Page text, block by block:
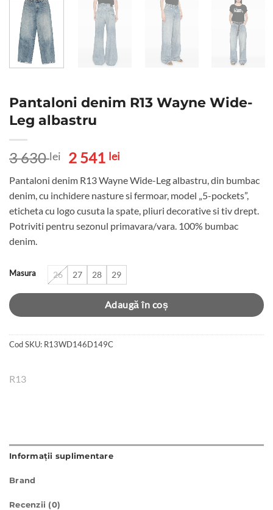
Pantaloni denim R13 Wayne Wide-
Leg albastru
3 630lei
Prețul
a
fost:
3
630 lei.
2 541 leiPrețul
este:
2
541 lei.
Pantaloni denim R13 Wayne Wide-Leg albastru, din bumbac
denim, cu inchidere nasture si fermoar, model „5-pockets”,
eticheta cu logo cusuta la spate, pliuri decorative si tiv drept.
Potriviti pentru sezonul primavara/vara. 100% bumbac
denim.
Masura 26 27 28 29
Adaugă în coș
Cod SKU: R13WD146D149C
R13
Informații suplimentare
Brand
Recenzii (0)